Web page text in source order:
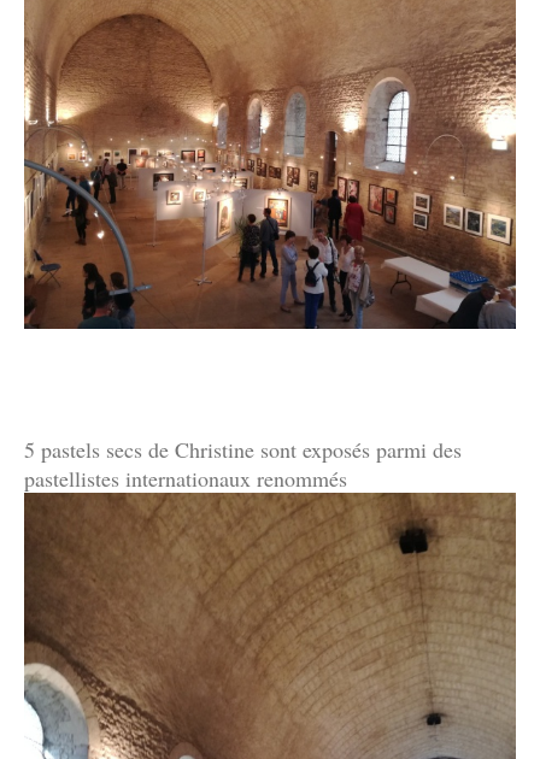
5 pastels secs de Christine sont exposés parmi des
pastellistes internationaux renommés